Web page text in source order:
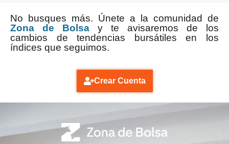
No busques más. Únete a la comunidad de
Zona de Bolsa y te avisaremos de los
cambios de tendencias bursátiles en los
índices que seguimos.
Crear Cuenta